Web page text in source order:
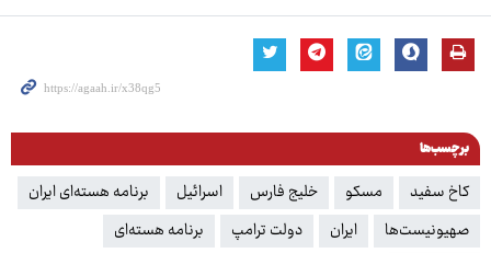
برچسب‌ها
کاخ سفید مسکو خلیج فارس‌ اسرائیل
برنامه هسته‌ای ایران
صهیونیست‌ها
ایران دولت ترامپ
برنامه هسته‌ای